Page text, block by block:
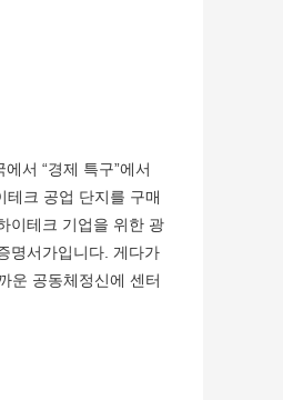
서 “경제 특구”에서
크 공업 단지를 구매
이테크 기업을 위한 광
명서가입니다. 게다가
운 공동체정신에 센터